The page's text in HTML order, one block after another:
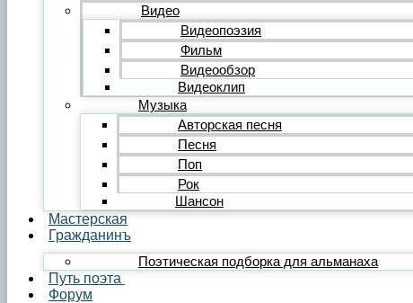
Видео
Видеопоэзия
Фильм
Видеообзор
Видеоклип
Музыка
Авторская песня
Песня
Поп
Рок
Шансон
Мастерская
Гражданинъ
Поэтическая подборка для альманаха
Путь поэта
Форум
Публикации
Лента публикаций
Альманах «Гражданинъ»
Поэзия
Лирика
Лирика любовная
Лирика гражданская
Лирика философская
Лирика религиозная
Лирика пейзажная
Твёрдые формы
Проза
Рассказ
Повесть